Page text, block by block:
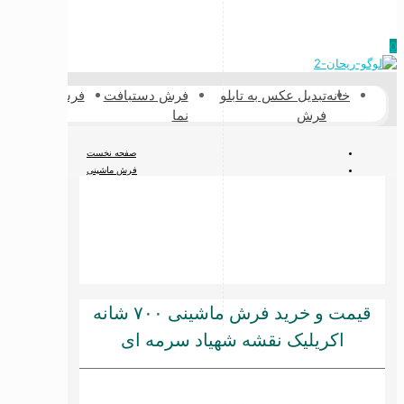
0
خانهتبدیل عکس به تابلو
فرش
فرش دستبافت
نما
فرشینه
صفحه نخست
فرش ماشینی
قیمت و خرید فرش ماشینی ۷۰۰ شانه
اکریلیک نقشه شهیاد سرمه ای